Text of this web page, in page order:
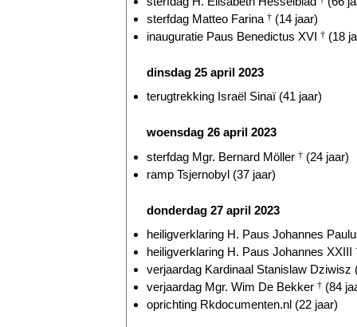
sterfdag Matteo Farina † (14 jaar)
inauguratie Paus Benedictus XVI † (18
dinsdag 25 april 2023
terugtrekking Israël Sinaï (41 jaar)
woensdag 26 april 2023
sterfdag Mgr. Bernard Möller † (24 jaar)
ramp Tsjernobyl (37 jaar)
donderdag 27 april 2023
heiligverklaring H. Paus Johannes
heiligverklaring H. Paus Johannes XXIII
verjaardag Kardinaal Stanislaw Dziwisz
verjaardag Mgr. Wim De Bekker † (84
oprichting Rkdocumenten.nl (22 jaar)